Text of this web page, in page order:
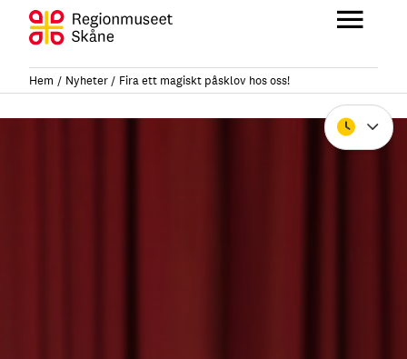
Hoppa
innehåll
Stäng
Hem Nyheter Fira ett magiskt påsklov hos oss!